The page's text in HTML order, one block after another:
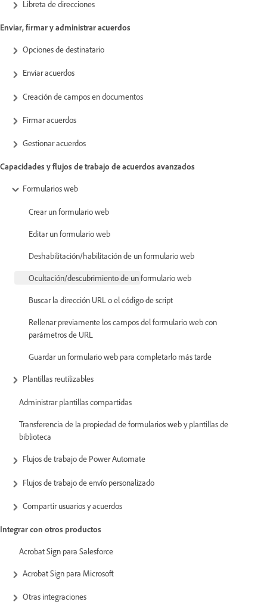
Libreta de direcciones
Enviar, firmar y administrar acuerdos
Opciones de destinatario
Enviar acuerdos
Creación de campos en documentos
Firmar acuerdos
Gestionar acuerdos
Capacidades y flujos de trabajo de acuerdos avanzados
Formularios web
Crear un formulario web
Editar un formulario web
Deshabilitación/habilitación de un formulario web
Ocultación/descubrimiento de un formulario web
Buscar la dirección URL o el código de script
Rellenar previamente los campos del formulario web con
parámetros de URL
Guardar un formulario web para completarlo más tarde
Plantillas reutilizables
Administrar plantillas compartidas
Transferencia de la propiedad de formularios web y plantillas de
biblioteca
Flujos de trabajo de Power Automate
Flujos de trabajo de envío personalizado
Compartir usuarios y acuerdos
Integrar con otros productos
Acrobat Sign para Salesforce
Acrobat Sign para Microsoft
Otras integraciones